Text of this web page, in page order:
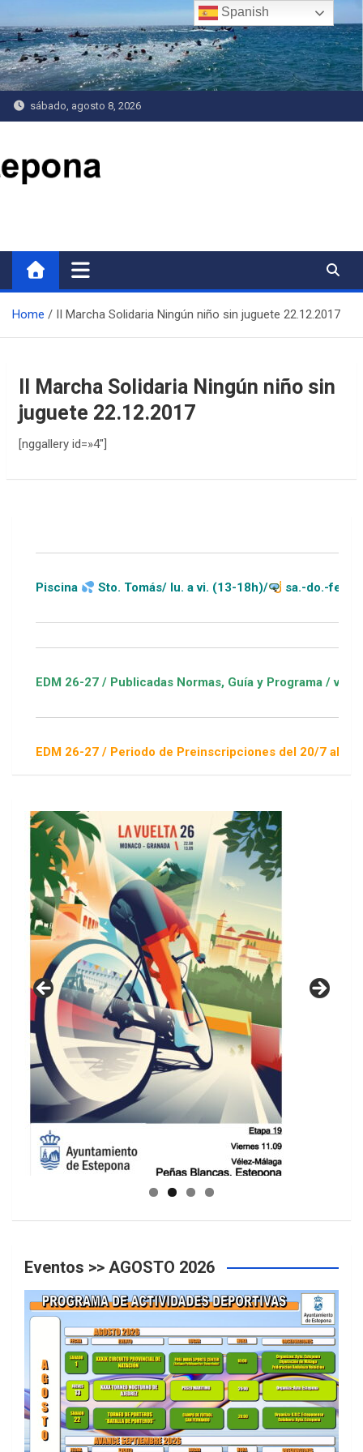
al
contenido
sábado, agosto 8, 2026
Home II Marcha Solidaria Ningún niño sin juguete 22.12.2017
II Marcha Solidaria Ningún niño sin
juguete 22.12.2017
[nggallery id=»4″]
Piscina Sto. Tomás/ lu. a vi. (13-18h)/ sa.-do.-festivos
EDM 26-27 / Publicadas Normas, Guía y Programa / ver
EDM 26-27 / Periodo de Preinscripciones del 20/7 al 16/8 /
GUIA DE INSTALACIONES DEPORTIVAS
Eventos >> AGOSTO 2026
Spanish